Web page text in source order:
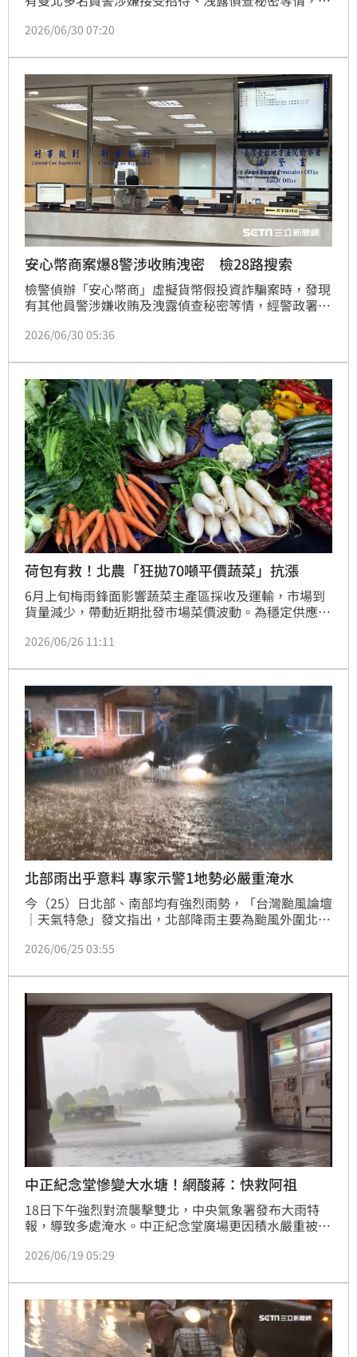
署指揮偵辦，30日兵分28路發動搜索，傳喚現任刑事
飲集團」負責人鄭淳駿等4名業者到案。
2026/06/30 07:20
安心幣商案爆8警涉收賄洩密 檢28路搜索
檢警偵辦「安心幣商」虛擬貨幣假投資詐騙案時，發現
有其他員警涉嫌收賄及洩露偵查秘密等情，經警政署督
清自檢，報請台北地檢署指揮偵辦，30日兵分28路發
8名員警、4名業者，一共12人到案，訊後將移送北檢
複訊。
2026/06/30 05:36
荷包有救！北農「狂拋70噸平價蔬菜」抗漲
6月上旬梅雨鋒面影響蔬菜主產區採收及運輸，市場到
貨量減少，帶動近期批發市場菜價波動。為穩定供應，
平穩蔬菜供應機制，在雙北240家連鎖超市供應約70公
599元免運有機蔬菜箱。
2026/06/26 11:11
北部雨出乎意料 專家示警1地勢必嚴重淹水
今（25）日北部、南部均有強烈雨勢，「台灣颱風論壇
｜天氣特急」發文指出，北部降雨主要為颱風外圍北風
「這場雨也有點出乎預料的發生」；而南部則是颱風引
合帶，同樣配合地形影響發生持續性強降雨，平地多處
累積雨量達400毫米以上的屏東縣，未來須小心淹水災
情。
2026/06/25 03:55
中正紀念堂慘變大水塘！網酸蔣：快救阿祖
18日下午強烈對流襲擊雙北，中央氣象署發布大雨特
報，導致多處淹水。中正紀念堂廣場更因積水嚴重被網
踝，引發社群熱議。大批網友狠酸台北市「海綿城市」
快處理淹水問題。此次暴雨造成多區一級警戒，甚至傳
出人孔蓋噴飛等災情，極端氣候引發的政治迷因在網路
瘋傳。
2026/06/19 05:29